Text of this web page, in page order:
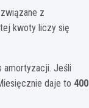
z
tej kwoty liczy się
amortyzacji. Jeśli
daje to 400